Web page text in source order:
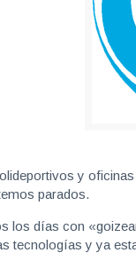
y
parados.
los días con
tecnologías y ya